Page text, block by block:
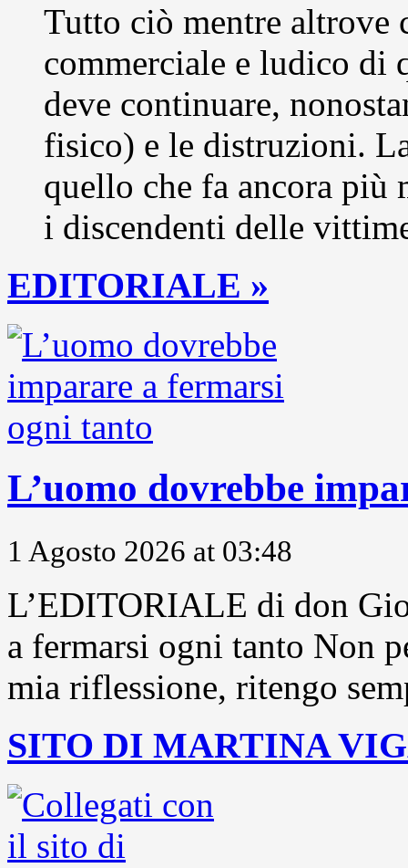
Tutto ciò mentre altrove
commerciale e ludico di
deve continuare,
fisico) e le distruzioni.
quello che fa ancora più
i discendenti delle
EDITORIALE »
L’uomo dovrebbe
1 Agosto 2026 at 03:48
L’EDITORIALE di don
a fermarsi ogni tanto Non
mia riflessione, ritengo
SITO DI MARTINA